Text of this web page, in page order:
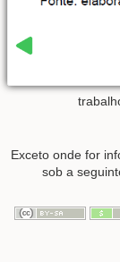
Exceto onde for
sob a